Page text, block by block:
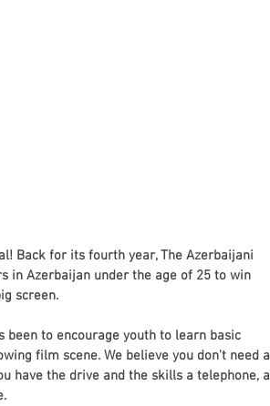
Back for its fourth year, The Azerbaijani
in Azerbaijan under the age of 25 to win
screen.
been to encourage youth to learn basic
film scene. We believe you don't need a
have the drive and the skills a telephone, a